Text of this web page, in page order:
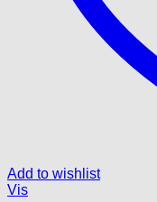
Add to wishlist
Vis